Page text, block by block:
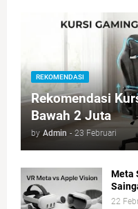
REKOMENDASI
Rekomendasi
Bawah 2 Juta
by Admin - 23 Februari
Meta
22